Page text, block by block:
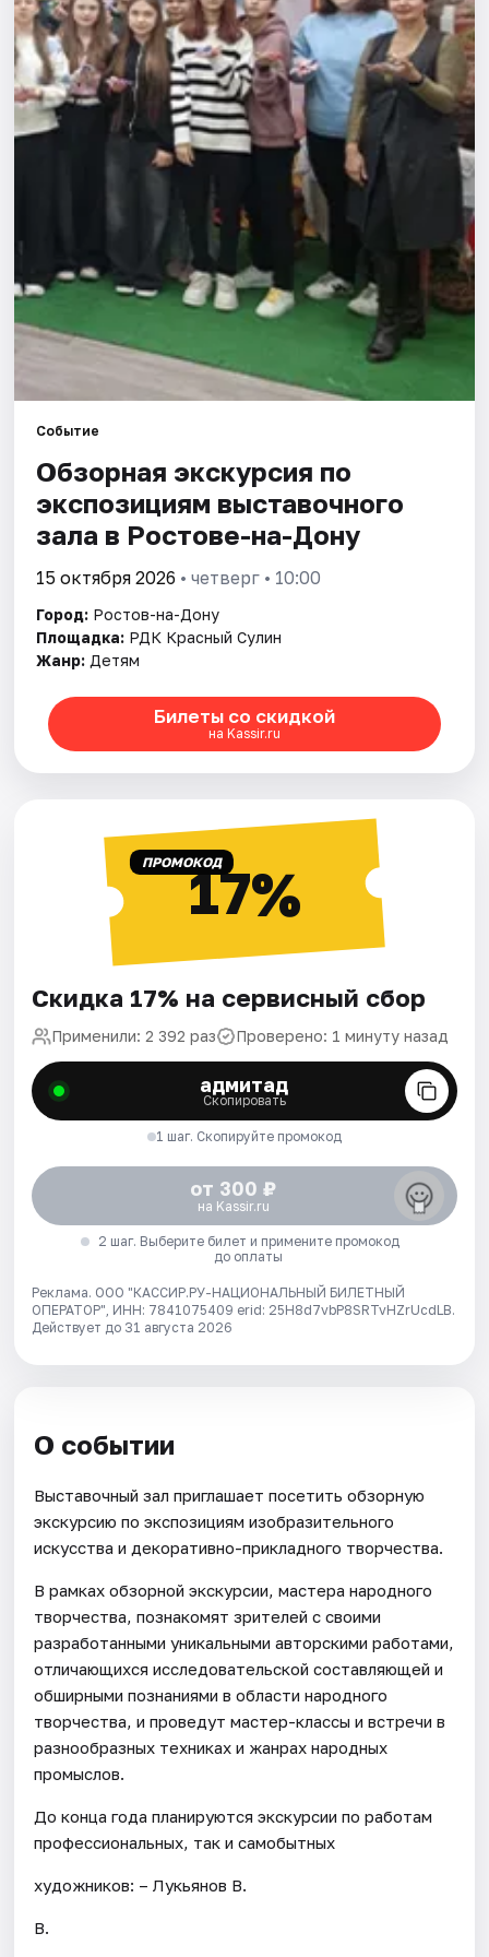
Города
Площадки
Событие
Обзорная экскурсия по
экспозициям выставочного
зала в Ростове-на-Дону
15 октября 2026 • четверг • 10:00
Город: Ростов-на-Дону
Площадка: РДК Красный Сулин
Жанр: Детям
Билеты со скидкой
на Kassir.ru
ПРОМОКОД17%
Скидка 17% на сервисный сбор
Применили: 2 392 раз Проверено: 1 минуту назад
адмитад
Скопировать
1 шаг. Скопируйте промокод
от 300 ₽
на Kassir.ru
2 шаг. Выберите билет и примените промокод
до оплаты
Реклама. ООО "КАССИР.РУ-НАЦИОНАЛЬНЫЙ БИЛЕТНЫЙ
ОПЕРАТОР", ИНН: 7841075409 erid: 25H8d7vbP8SRTvHZrUcdLB.
Действует до 31 августа 2026
О событии
Выставочный зал приглашает посетить обзорную
экскурсию по экспозициям изобразительного
искусства и декоративно-прикладного творчества.
В рамках обзорной экскурсии, мастера народного
творчества, познакомят зрителей с своими
разработанными уникальными авторскими работами,
отличающихся исследовательской составляющей и
обширными познаниями в области народного
творчества, и проведут мастер-классы и встречи в
разнообразных техниках и жанрах народных
промыслов.
До конца года планируются экскурсии по работам
профессиональных, так и самобытных
художников: – Лукьянов В.
В.